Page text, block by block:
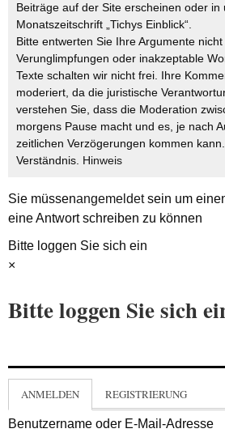
Beiträge auf der Site erscheinen oder in
Monatszeitschrift „Tichys Einblick“.
Bitte entwerten Sie Ihre Argumente
Verunglimpfungen oder inakzeptable
Texte schalten wir nicht frei. Ihre
moderiert, da die juristische
verstehen Sie, dass die Moderation
morgens Pause macht und es, je nach
zeitlichen Verzögerungen kommen
Verständnis. Hinweis
Sie müssenangemeldetsein um
eine Antwort schreiben zu können
Bitte loggen Sie sich ein
×
Bitte loggen Sie sich
ANMELDEN REGISTRIERUNG
Benutzername oder E-Mail-Adresse